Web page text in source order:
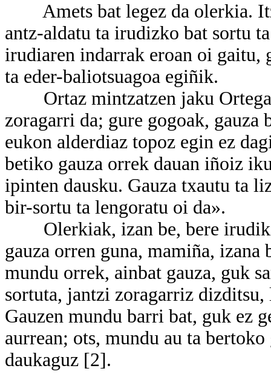
Amets bat legez da olerkia.
antz-aldatu ta irudizko bat sortu
irudiaren indarrak eroan oi gaitu,
ta eder-baliotsuagoa egiñik.
Ortaz mintzatzen jaku
zoragarri da; gure gogoak,
eukon alderdiaz topoz egin ez
betiko gauza orrek dauan iñoiz
ipinten dausku. Gauza txautu ta
bir-sortu ta lengoratu oi da».
Olerkiak, izan be, bere
gauza orren guna, mamiña,
mundu orrek, ainbat gauza, guk
sortuta, jantzi zoragarriz
Gauzen mundu barri bat, guk ez
aurrean; ots, mundu au ta
daukaguz [2].